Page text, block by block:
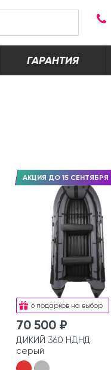
ГАРАНТИЯ
6 подарков на выбор
АКЦИЯ ДО 15 СЕНТЯБРЯ
70 500 ₽
ДИКИЙ 360 НДНД
серый